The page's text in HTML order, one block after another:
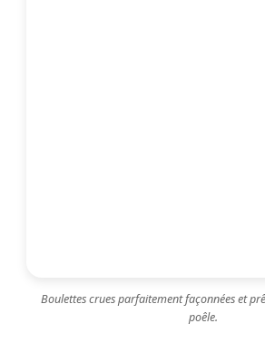
Boulettes crues parfaitement façonnées et
poêle.